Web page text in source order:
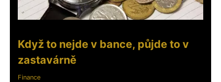
Když to nejde v bance, půjde to v
zastavárně
Finance